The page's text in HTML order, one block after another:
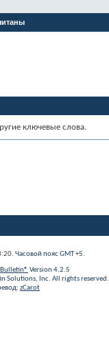
ключевые слова.
. Часовой пояс GMT +5.
Version 4.2.5
Solutions, Inc. All rights reserved.
zCarot